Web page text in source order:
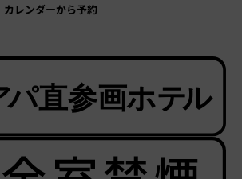
カレンダーから予約